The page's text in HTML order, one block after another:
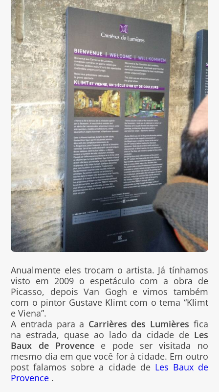
Anualmente eles trocam o artista. Já tínhamos
visto em 2009 o espetáculo com a obra de
Picasso, depois Van Gogh e vimos também
com o pintor Gustave Klimt com o tema “Klimt
e Viena”.
A entrada para a Carrières des Lumières fica
na estrada, quase ao lado da cidade de Les
Baux de Provence e pode ser visitada no
mesmo dia em que você for à cidade. Em outro
post falamos sobre a cidade de Les Baux de
Provence .